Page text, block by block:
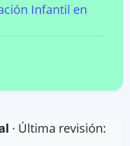
Infantil en
· Última revisión: